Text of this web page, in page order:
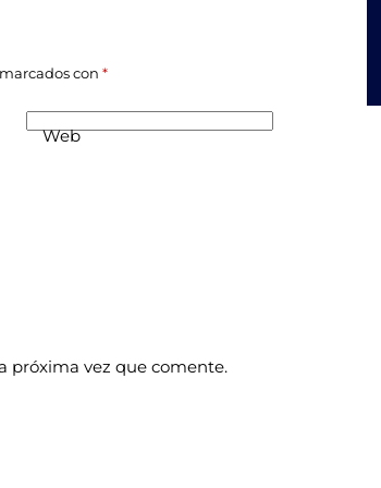
con *
Web
próxima vez que comente.